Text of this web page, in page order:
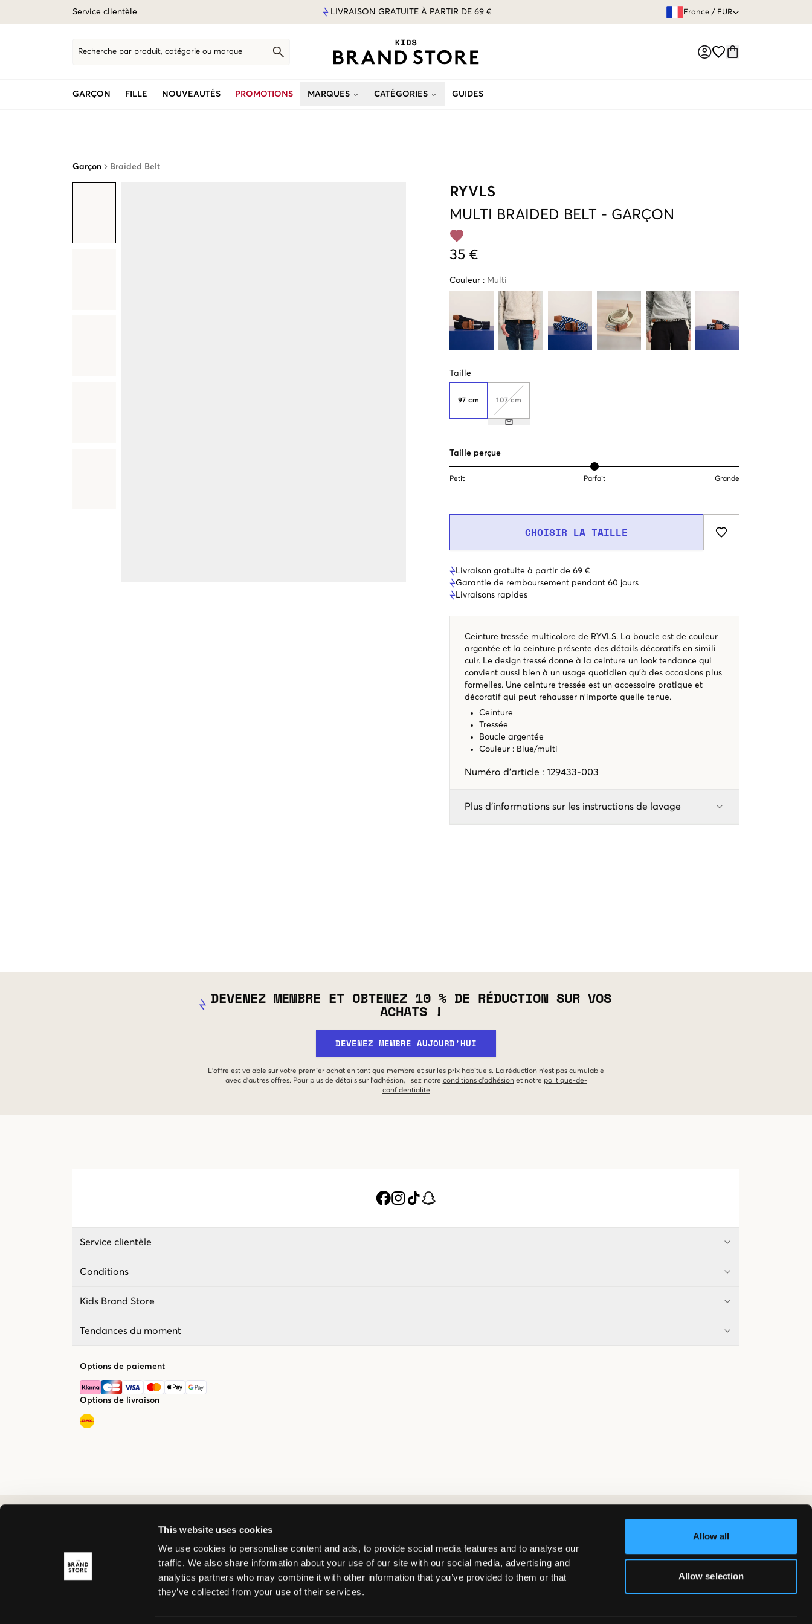
This website uses cookies
We use cookies to personalise content and ads, to provide social media features and to analyse our
traffic. We also share information about your use of our site with our social media, advertising and
analytics partners who may combine it with other information that you’ve provided to them or that
they’ve collected from your use of their services.
Allow all
Allow selection
Service clientèle LIVRAISON GRATUITE À PARTIR DE 69 € GARANTIE DE
France / EUR
Recherche par produit, catégorie ou marque
GARÇON FILLE NOUVEAUTÉS PROMOTIONS MARQUES CATÉGORIES GUIDES
Garçon Braided Belt
RYVLS
MULTI
BRAIDED BELT - GARÇON
35 €
Couleur : Multi
Taille
97 cm 107 cm
Taille perçue
Petit Parfait Grande
CHOISIR LA TAILLE
Livraison gratuite à partir de 69 €
Garantie de remboursement pendant 60 jours
Livraisons rapides
Ceinture tressée multicolore de RYVLS. La boucle est de couleur
argentée et la ceinture présente des détails décoratifs en simili
cuir. Le design tressé donne à la ceinture un look tendance qui
convient aussi bien à un usage quotidien qu'à des occasions plus
formelles. Une ceinture tressée est un accessoire pratique et
décoratif qui peut rehausser n'importe quelle tenue.
Ceinture
Tressée
Boucle argentée
Couleur : Blue/multi
Numéro d'article : 129433-003
Plus d'informations sur les instructions de lavage
DEVENEZ MEMBRE ET OBTENEZ 10 % DE RÉDUCTION SUR VOS
ACHATS !
DEVENEZ MEMBRE AUJOURD'HUI
L'offre est valable sur votre premier achat en tant que membre et sur les prix habituels. La réduction n'est pas cumulable
avec d'autres offres. Pour plus de détails sur l'adhésion, lisez notre conditions d'adhésion et notre politique-de-
confidentialite
Service clientèle
Conditions
Kids Brand Store
Tendances du moment
Options de paiement
Options de livraison